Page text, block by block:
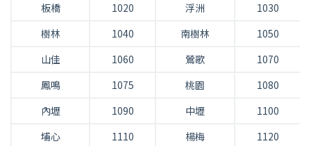
板橋
1020 浮洲
1030
樹林
1040 南樹林
1050
山佳
1060 鶯歌
1070
鳳鳴
1075 桃園
1080
內壢
1090 中壢
1100
埔心
1110 楊梅
1120